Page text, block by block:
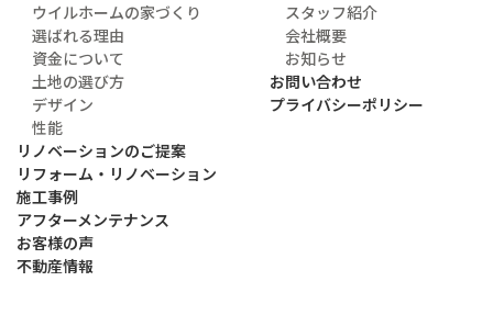
ウイルホームの家づくり
選ばれる理由
資金について
土地の選び方
デザイン
性能
リノベーションのご提案
リフォーム・リノベーション
施工事例
アフターメンテナンス
お客様の声
不動産情報
スタッフ紹介
会社概要
お知らせ
お問い合わせ
プライバシーポリシー